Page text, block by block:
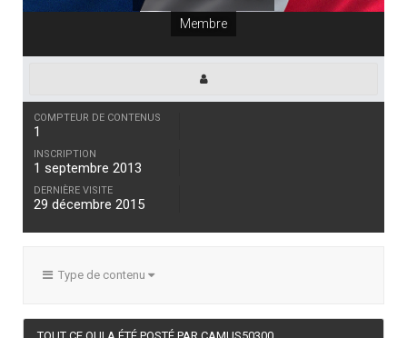
Membre
COMPTEUR DE CONTENUS
1
INSCRIPTION
1 septembre 2013
DERNIÈRE VISITE
29 décembre 2015
Type de contenu